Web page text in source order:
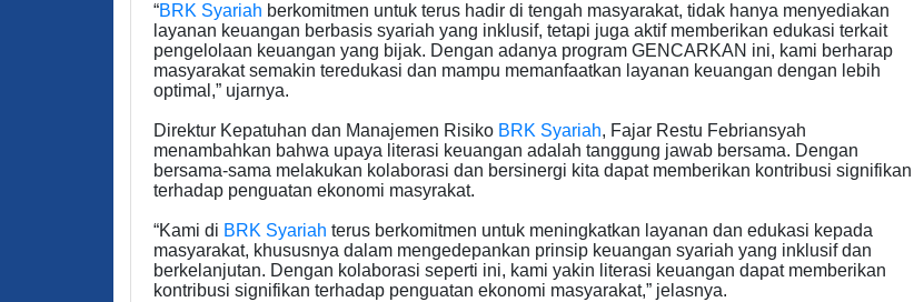
“BRK Syariah berkomitmen untuk terus hadir di tengah masyarakat, tidak hanya menyediakan
layanan keuangan berbasis syariah yang inklusif, tetapi juga aktif memberikan edukasi terkait
pengelolaan keuangan yang bijak. Dengan adanya program GENCARKAN ini, kami berharap
masyarakat semakin teredukasi dan mampu memanfaatkan layanan keuangan dengan lebih
optimal,” ujarnya.
Direktur Kepatuhan dan Manajemen Risiko BRK Syariah, Fajar Restu Febriansyah
menambahkan bahwa upaya literasi keuangan adalah tanggung jawab bersama. Dengan
bersama-sama melakukan kolaborasi dan bersinergi kita dapat memberikan kontribusi signifikan
terhadap penguatan ekonomi masyrakat.
“Kami di BRK Syariah terus berkomitmen untuk meningkatkan layanan dan edukasi kepada
masyarakat, khususnya dalam mengedepankan prinsip keuangan syariah yang inklusif dan
berkelanjutan. Dengan kolaborasi seperti ini, kami yakin literasi keuangan dapat memberikan
kontribusi signifikan terhadap penguatan ekonomi masyarakat,” jelasnya.